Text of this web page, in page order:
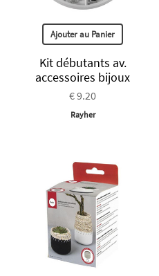
Ajouter au Panier
Kit débutants av.
accessoires bijoux
€ 9.20
Rayher